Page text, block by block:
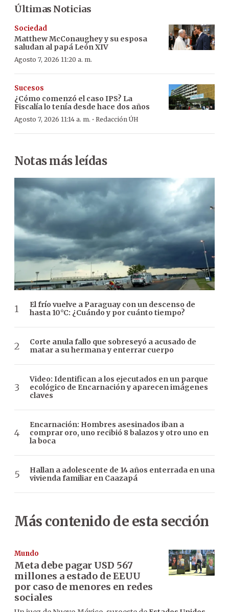
Últimas Noticias
Sociedad
Matthew McConaughey y su esposa
saludan al papá León XIV
Agosto 7, 2026 11:20 a. m.
Sucesos
¿Cómo comenzó el caso IPS? La
Fiscalía lo tenía desde hace dos años
Agosto 7, 2026 11:14 a. m. · Redacción ÚH
Notas más leídas
El frío vuelve a Paraguay con un descenso de
hasta 10°C: ¿Cuándo y por cuánto tiempo?
Corte anula fallo que sobreseyó a acusado de
matar a su hermana y enterrar cuerpo
Video: Identifican a los ejecutados en un parque
ecológico de Encarnación y aparecen imágenes
claves
Encarnación: Hombres asesinados iban a
comprar oro, uno recibió 8 balazos y otro uno en
la boca
Hallan a adolescente de 14 años enterrada en una
vivienda familiar en Caazapá
Más contenido de esta sección
Mundo
Meta debe pagar USD 567
millones a estado de EEUU
por caso de menores en redes
sociales